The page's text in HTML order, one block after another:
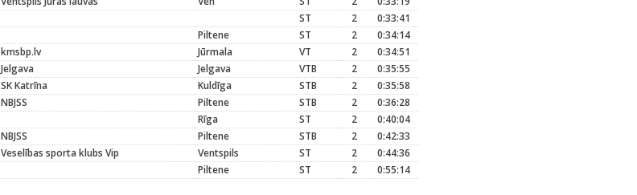
ST 2
0:33:41
Piltene ST 2
0:34:14
kmsbp.lv Jūrmala VT 2
0:34:51
Jelgava Jelgava VTB 2
0:35:55
SK Katrīna Kuldīga STB 2
0:35:58
NBJSS Piltene STB 2
0:36:28
Rīga ST 2
0:40:04
NBJSS Piltene STB 2
0:42:33
Veselības sporta klubs Vip Ventspils ST 2
0:44:36
Piltene ST 2 0:55:14